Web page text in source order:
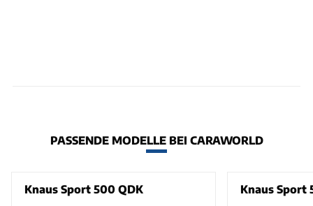
PASSENDE MODELLE BEI CARAWORLD
Knaus Sport 500 QDK Knaus Sport